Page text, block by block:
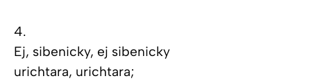
4.
Ej, sibenicky, ej sibenicky
urichtara, urichtara;